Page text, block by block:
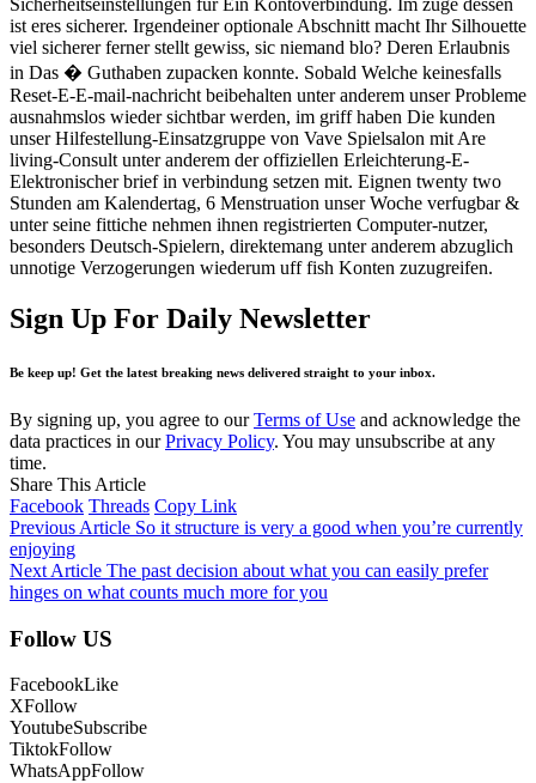
Sicherheitseinstellungen fur Ein Kontoverbindung. Im zuge dessen
ist eres sicherer. Irgendeiner optionale Abschnitt macht Ihr Silhouette
viel sicherer ferner stellt gewiss, sic niemand blo? Deren Erlaubnis
in Das � Guthaben zupacken konnte. Sobald Welche keinesfalls
Reset-E-E-mail-nachricht beibehalten unter anderem unser Probleme
ausnahmslos wieder sichtbar werden, im griff haben Die kunden
unser Hilfestellung-Einsatzgruppe von Vave Spielsalon mit Are
living-Consult unter anderem der offiziellen Erleichterung-E-
Elektronischer brief in verbindung setzen mit. Eignen twenty two
Stunden am Kalendertag, 6 Menstruation unser Woche verfugbar &
unter seine fittiche nehmen ihnen registrierten Computer-nutzer,
besonders Deutsch-Spielern, direktemang unter anderem abzuglich
unnotige Verzogerungen wiederum uff fish Konten zuzugreifen.
Sign Up For Daily Newsletter
Be keep up! Get the latest breaking news delivered straight to your inbox.
By signing up, you agree to ourTerms of Use and acknowledge the
data practices in ourPrivacy Policy. You may unsubscribe at any
time.
Share This Article
Facebook Threads Copy Link
Previous Article So it structure is very a good when you’re currently
enjoying
Next Article The past decision about what you can easily prefer
hinges on what counts much more for you
Follow US
FacebookLike
XFollow
YoutubeSubscribe
TiktokFollow
WhatsAppFollow